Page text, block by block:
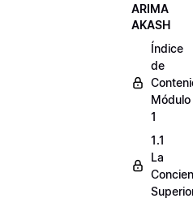
ARIMA
AKASH
Índice
de
Módulo
1
1.1
La